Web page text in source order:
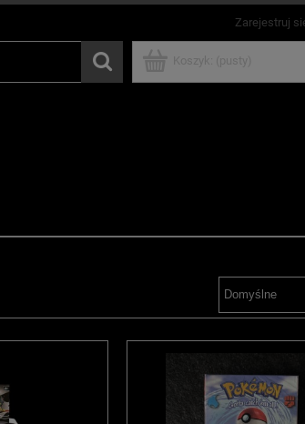
Zarejestruj